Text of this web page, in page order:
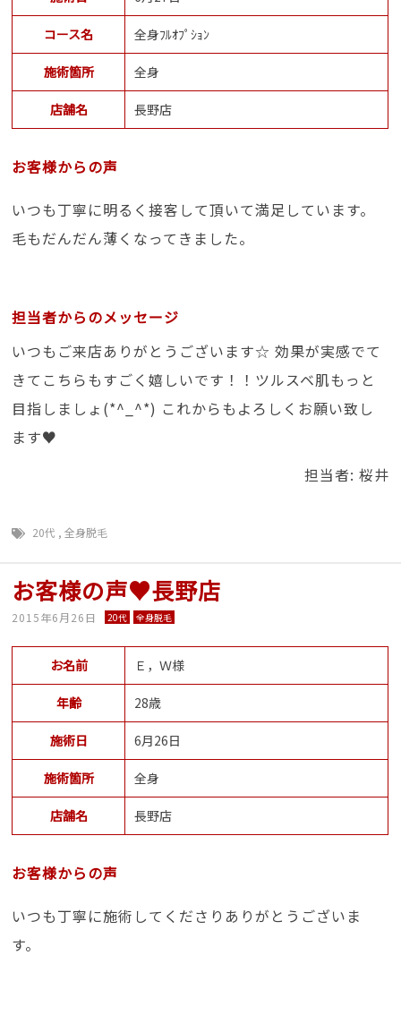
コース名 全身ﾌﾙｵﾌﾟｼｮﾝ
施術箇所 全身
店舗名 長野店
お客様からの声
いつも丁寧に明るく接客して頂いて満足しています。
毛もだんだん薄くなってきました。
担当者からのメッセージ
いつもご来店ありがとうございます☆ 効果が実感でて
きてこちらもすごく嬉しいです！！ツルスベ肌もっと
目指しましょ(*^_^*) これからもよろしくお願い致し
ます♥
担当者: 桜井
20代 ,全身脱毛
お客様の声♥長野店
2015年6月26日 20代 全身脱毛
お名前 Ｅ，Ｗ様
年齢 28歳
施術日 6月26日
施術箇所 全身
店舗名 長野店
お客様からの声
いつも丁寧に施術してくださりありがとうございま
す。